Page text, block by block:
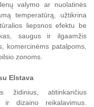
valymo ar nuolatinės
temperatūrą, užtikrina
liepsnos efektu be
saugus ir ilgaamžis
komercinėms patalpoms,
zonoms.
Elstava
židinius, atitinkančius
ir dizaino reikalavimus.